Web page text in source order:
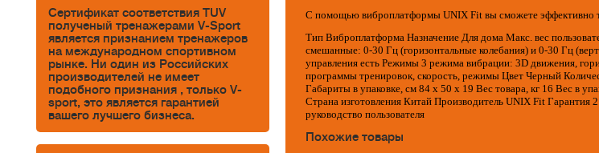
Сертификат соответствия TUV
полученый тренажерами V-Sport
является признанием тренажеров
на международном спортивном
рынке. Ни один из Российских
производителей не имеет
подобного признания , только V-
sport, это является гарантией
вашего лучшего бизнеса.
С помощью виброплатформы UNIX Fit вы сможете эффективно
Тип Виброплатформа Назначение Для дома Макс. вес
смешанные: 0-30 Гц (горизонтальные колебания) и 0-30 Гц
управления есть Режимы 3 режима вибрации: 3D движения,
программы тренировок, скорость, режимы Цвет Черный
Габариты в упаковке, см 84 х 50 х 19 Вес товара, кг 16 Вес в
Страна изготовления Китай Производитель UNIX Fit Гарантия
руководство пользователя
Похожие товары